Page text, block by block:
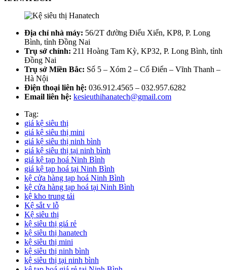
Địa chỉ nhà máy: 56/2T đường Điểu Xiển, KP8, P. Long
Bình, tỉnh Đồng Nai
Trụ sở chính: 211 Hoàng Tam Kỳ, KP32, P. Long Bình, tỉnh
Đồng Nai
Trụ sở Miền Bắc: Số 5 – Xóm 2 – Cổ Điển – Vĩnh Thanh –
Hà Nội
Điện thoại liên hệ: 036.912.4565 – 032.957.6282
Email liên hệ: kesieuthihanatech@gmail.com
Tag:
giá kệ siêu thị
giá kệ siêu thị mini
giá kệ siêu thị ninh bình
giá kệ siêu thị tại ninh bình
giá kệ tạp hoá Ninh Bình
giá kệ tạp hoá tại Ninh Bình
kệ cửa hàng tạp hoá Ninh Bình
kệ cửa hàng tạp hoá tại Ninh Bình
kệ kho trung tải
Kệ sắt v lỗ
Kệ siêu thị
kệ siêu thị giá rẻ
kệ siêu thị hanatech
kệ siêu thị mini
kệ siêu thị ninh bình
kệ siêu thị tại ninh bình